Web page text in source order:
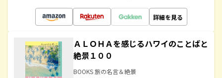
詳細を見る
ＡＬＯＨＡを感じるハワイのことばと
絶景１００
BOOKS 旅の名言＆絶景